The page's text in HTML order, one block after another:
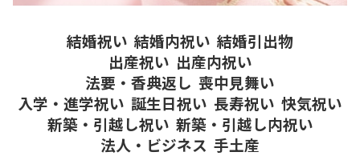
結婚祝い 結婚内祝い 結婚引出物
出産祝い 出産内祝い
法要・香典返し 喪中見舞い
入学・進学祝い 誕生日祝い 長寿祝い 快気祝い
新築・引越し祝い 新築・引越し内祝い
法人・ビジネス 手土産